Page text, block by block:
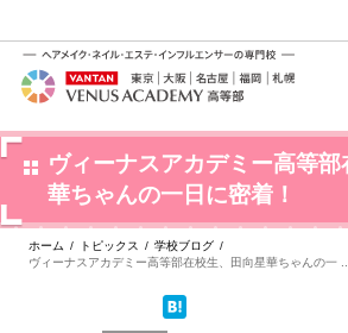
ヴィーナスアカデミー高等
華ちゃんの一日に密着！
ホーム / トピックス / 学校ブログ /
ヴィーナスアカデミー高等部在校生、田向星華ちゃんの一 ...